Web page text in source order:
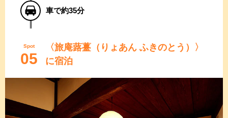
車で約35分
Spot
05
〈旅庵蕗薹（りょあん ふきのとう）〉
に宿泊